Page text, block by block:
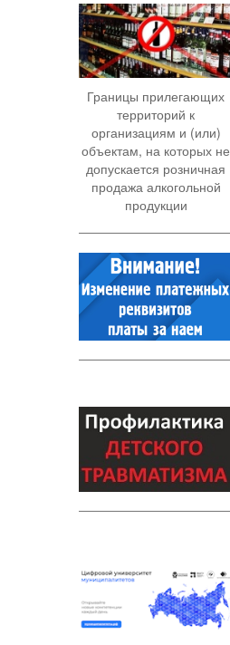
Границы прилегающих
территорий к
организациям и (или)
объектам, на которых не
допускается розничная
продажа алкогольной
продукции